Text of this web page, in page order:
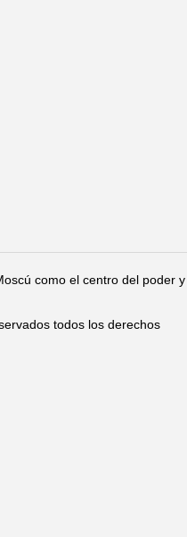
como el centro del poder
todos los derechos